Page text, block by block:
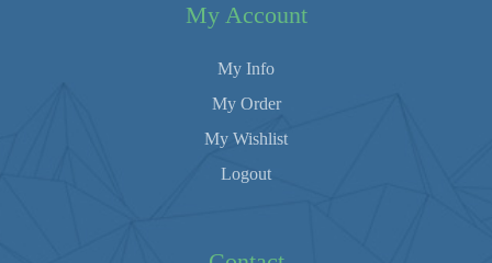
My Account
My Info
My Order
My Wishlist
Logout